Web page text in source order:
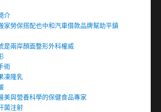
介
家勞保搭配也中和汽車借款品牌幫助平鎮
是兩岸顏面整形外科權威
術
凍隆乳
美與營養科學的保健食品專家
菌注射